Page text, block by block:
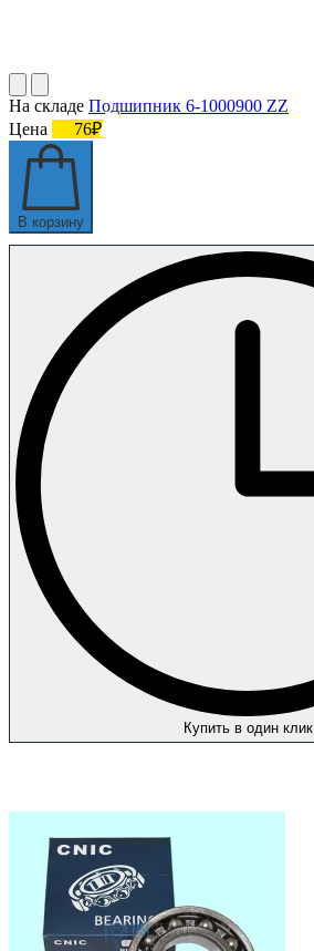
На складе Подшипник 6-1000900 ZZ
Цена
76₽
В корзину
Купить в один клик